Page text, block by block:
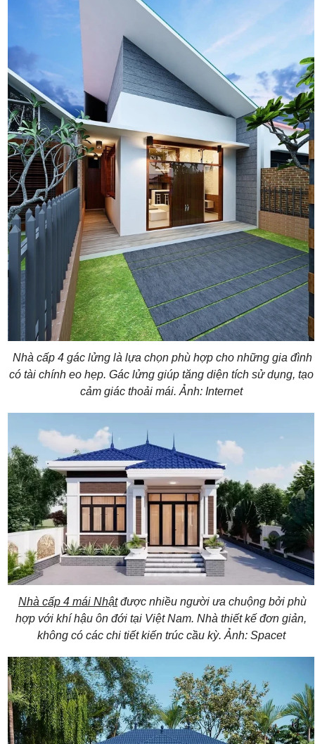
Nhà cấp 4 gác lửng là lựa chọn phù hợp cho những gia đình
có tài chính eo hẹp. Gác lửng giúp tăng diện tích sử dụng, tạo
cảm giác thoải mái. Ảnh: Internet
Nhà cấp 4 mái Nhậtđược nhiều người ưa chuộng bởi phù
hợp với khí hậu ôn đới tại Việt Nam. Nhà thiết kế đơn giản,
không có các chi tiết kiến trúc cầu kỳ. Ảnh: Spacet